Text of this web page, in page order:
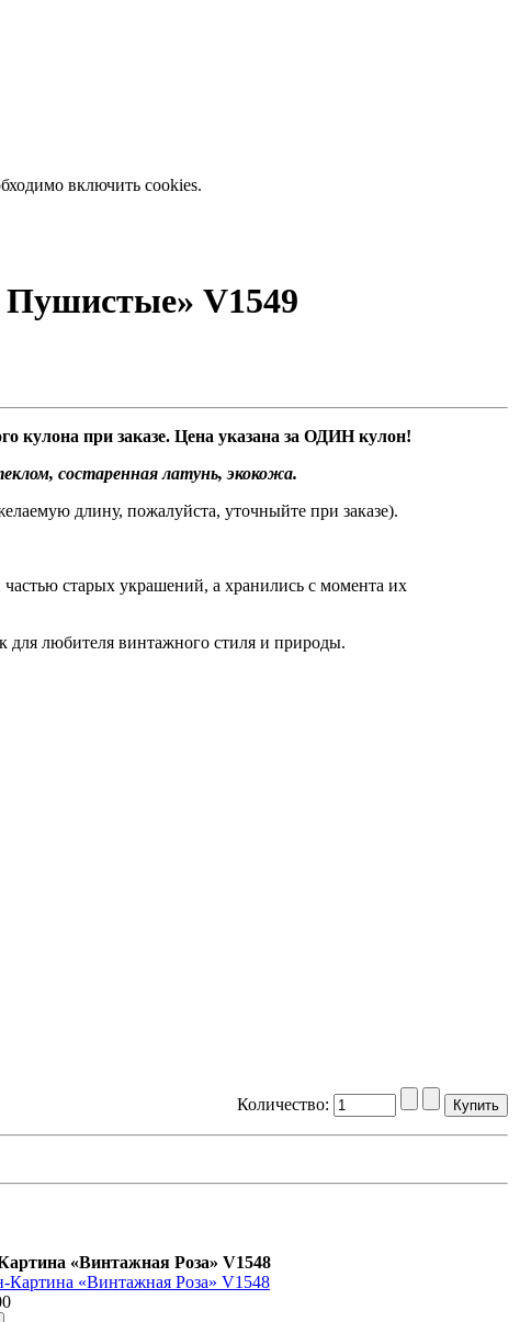
включить cookies.
V1549
кулона при заказе. Цена указана за ОДИН кулон!
состаренная латунь, экокожа.
длину, пожалуйста, уточныйте при заказе).
старых украшений, а хранились с момента их
для любителя винтажного стиля и природы.
Количество:
«Винтажная Роза» V1548